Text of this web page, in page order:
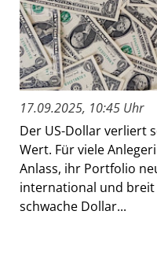
17.09.2025, 10:45 Uhr
Der US-Dollar verliert
Wert. Für viele
Anlass, ihr Portfolio
international und
schwache Dollar...